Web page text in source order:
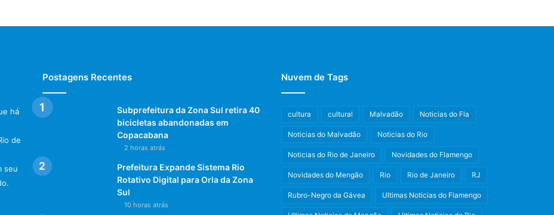
há
de
seu
Postagens Recentes
Subprefeitura da Zona Sul retira 40
bicicletas abandonadas em
Copacabana
2 horas atrás
Prefeitura Expande Sistema Rio
Rotativo Digital para Orla da Zona
Sul
10 horas atrás
Nuvem de Tags
cultura cultural Malvadão Noticias do Fla
Noticias do Malvadão Noticias do Rio
Noticias do Rio de Janeiro Novidades do Flamengo
Novidades do Mengão Rio Rio de Janeiro RJ
Rubro-Negro da Gávea Ultimas Noticias do Flamengo